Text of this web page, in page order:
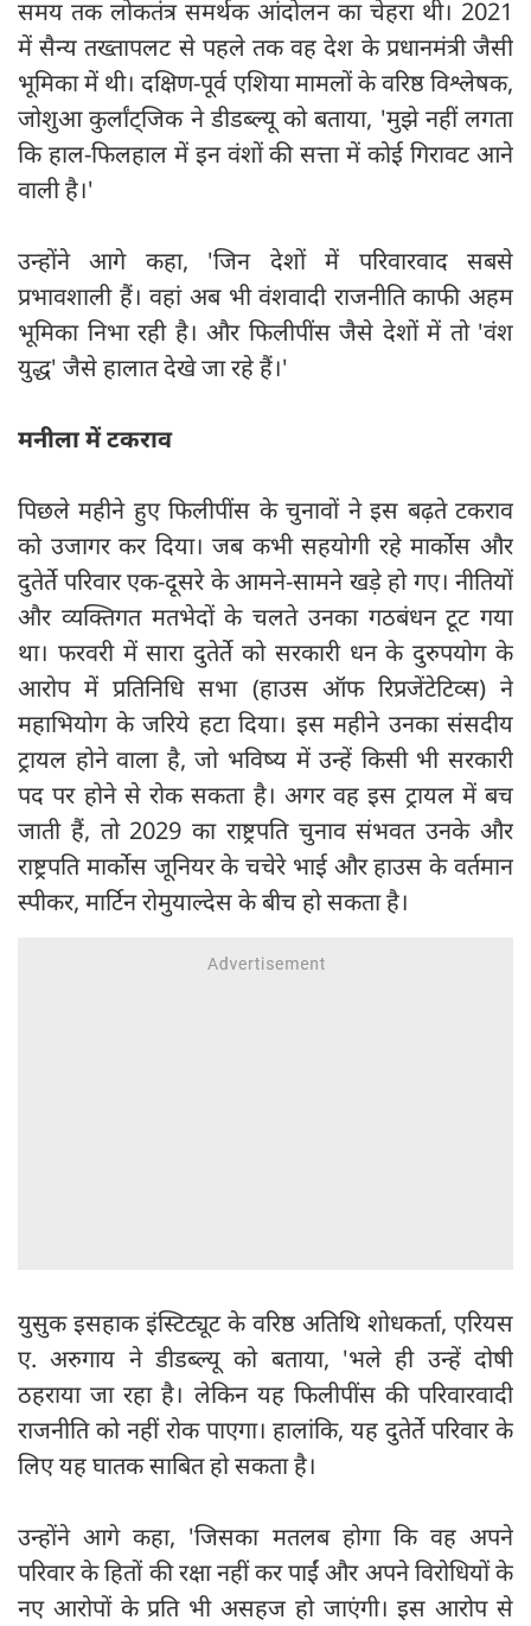
समय तक लोकतंत्र समर्थक आंदोलन का चेहरा थी। 2021
में सैन्य तख्तापलट से पहले तक वह देश के प्रधानमंत्री जैसी
भूमिका में थी। दक्षिण-पूर्व एशिया मामलों के वरिष्ठ विश्लेषक,
जोशुआ कुर्लांट्जिक ने डीडब्ल्यू को बताया, 'मुझे नहीं लगता
कि हाल-फिलहाल में इन वंशों की सत्ता में कोई गिरावट आने
वाली है।'
उन्होंने आगे कहा, 'जिन देशों में परिवारवाद सबसे
प्रभावशाली हैं। वहां अब भी वंशवादी राजनीति काफी अहम
भूमिका निभा रही है। और फिलीपींस जैसे देशों में तो 'वंश
युद्ध' जैसे हालात देखे जा रहे हैं।'
मनीला में टकराव
पिछले महीने हुए फिलीपींस के चुनावों ने इस बढ़ते टकराव
को उजागर कर दिया। जब कभी सहयोगी रहे मार्कोस और
दुतेर्ते परिवार एक-दूसरे के आमने-सामने खड़े हो गए। नीतियों
और व्यक्तिगत मतभेदों के चलते उनका गठबंधन टूट गया
था। फरवरी में सारा दुतेर्ते को सरकारी धन के दुरुपयोग के
आरोप में प्रतिनिधि सभा (हाउस ऑफ रिप्रजेंटेटिव्स) ने
महाभियोग के जरिये हटा दिया। इस महीने उनका संसदीय
ट्रायल होने वाला है, जो भविष्य में उन्हें किसी भी सरकारी
पद पर होने से रोक सकता है। अगर वह इस ट्रायल में बच
जाती हैं, तो 2029 का राष्ट्रपति चुनाव संभवत उनके और
राष्ट्रपति मार्कोस जूनियर के चचेरे भाई और हाउस के वर्तमान
स्पीकर, मार्टिन रोमुयाल्देस के बीच हो सकता है।
युसुक इसहाक इंस्टिट्यूट के वरिष्ठ अतिथि शोधकर्ता, एरियस
ए. अरुगाय ने डीडब्ल्यू को बताया, 'भले ही उन्हें दोषी
ठहराया जा रहा है। लेकिन यह फिलीपींस की परिवारवादी
राजनीति को नहीं रोक पाएगा। हालांकि, यह दुतेर्ते परिवार के
लिए यह घातक साबित हो सकता है।
उन्होंने आगे कहा, 'जिसका मतलब होगा कि वह अपने
परिवार के हितों की रक्षा नहीं कर पाईं और अपने विरोधियों के
नए आरोपों के प्रति भी असहज हो जाएंगी। इस आरोप से